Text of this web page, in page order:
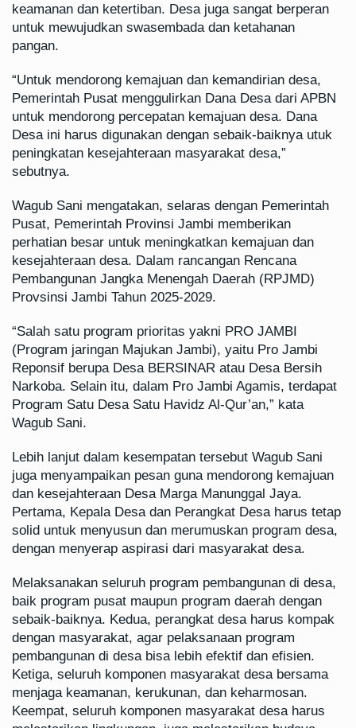
keamanan dan ketertiban. Desa juga sangat berperan
untuk mewujudkan swasembada dan ketahanan
pangan.
“Untuk mendorong kemajuan dan kemandirian desa,
Pemerintah Pusat menggulirkan Dana Desa dari APBN
untuk mendorong percepatan kemajuan desa. Dana
Desa ini harus digunakan dengan sebaik-baiknya utuk
peningkatan kesejahteraan masyarakat desa,”
sebutnya.
Wagub Sani mengatakan, selaras dengan Pemerintah
Pusat, Pemerintah Provinsi Jambi memberikan
perhatian besar untuk meningkatkan kemajuan dan
kesejahteraan desa. Dalam rancangan Rencana
Pembangunan Jangka Menengah Daerah (RPJMD)
Provsinsi Jambi Tahun 2025-2029.
“Salah satu program prioritas yakni PRO JAMBI
(Program jaringan Majukan Jambi), yaitu Pro Jambi
Reponsif berupa Desa BERSINAR atau Desa Bersih
Narkoba. Selain itu, dalam Pro Jambi Agamis, terdapat
Program Satu Desa Satu Havidz Al-Qur’an,” kata
Wagub Sani.
Lebih lanjut dalam kesempatan tersebut Wagub Sani
juga menyampaikan pesan guna mendorong kemajuan
dan kesejahteraan Desa Marga Manunggal Jaya.
Pertama, Kepala Desa dan Perangkat Desa harus tetap
solid untuk menyusun dan merumuskan program desa,
dengan menyerap aspirasi dari masyarakat desa.
Melaksanakan seluruh program pembangunan di desa,
baik program pusat maupun program daerah dengan
sebaik-baiknya. Kedua, perangkat desa harus kompak
dengan masyarakat, agar pelaksanaan program
pembangunan di desa bisa lebih efektif dan efisien.
Ketiga, seluruh komponen masyarakat desa bersama
menjaga keamanan, kerukunan, dan keharmosan.
Keempat, seluruh komponen masyarakat desa harus